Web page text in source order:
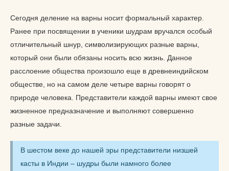
Сегодня деление на варны носит формальный характер.
Ранее при посвящении в ученики шудрам вручался особый
отличительный шнур, символизирующих разные варны,
который они были обязаны носить всю жизнь. Данное
расслоение общества произошло еще в древнеиндийском
обществе, но на самом деле четыре варны говорят о
природе человека. Представители каждой варны имеют свое
жизненное предназначение и выполняют совершенно
разные задачи.
В шестом веке до нашей эры представители низшей
касты в Индии – шудры были намного более